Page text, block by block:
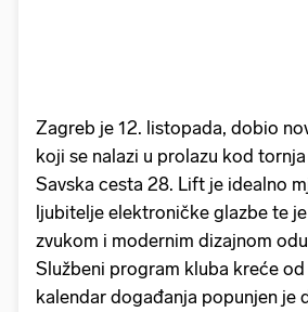
Zagreb je 12. listopada, dobio
koji se nalazi u prolazu kod
Savska cesta 28. Lift je idealno
ljubitelje elektroničke glazbe te
zvukom i modernim dizajnom
Službeni program kluba kreće
kalendar događanja popunjen je